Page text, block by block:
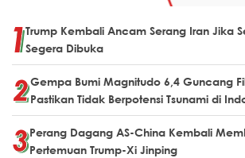
Trump Kembali Ancam Serang Iran Jika
Segera Dibuka
Gempa Bumi Magnitudo 6,4 Guncang
Pastikan Tidak Berpotensi Tsunami di
Perang Dagang AS-China Kembali
Pertemuan Trump-Xi Jinping